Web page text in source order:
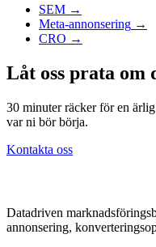
SEM →
Meta-annonsering →
CRO →
Låt oss prata om
30 minuter räcker för en
var ni bör börja.
Kontakta oss
Datadriven
annonsering,